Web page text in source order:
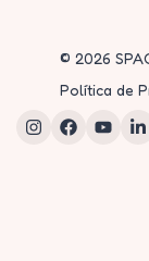
© 2026
Política de
Instagram
Facebook